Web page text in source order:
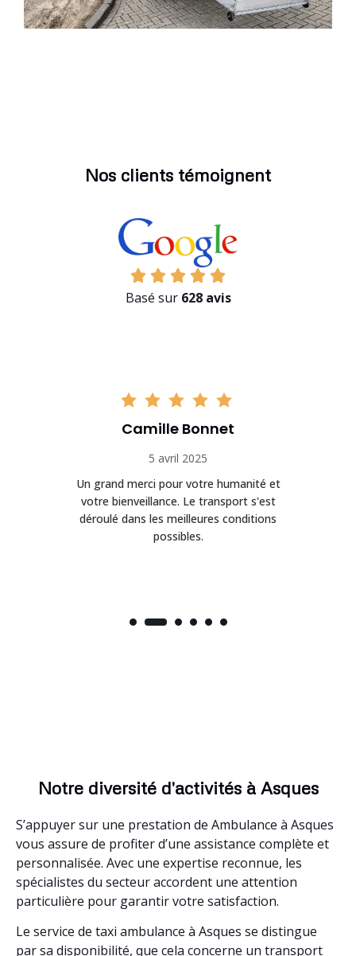
Nos clients témoignent
Basé sur 628 avis
Camille Bonnet
5 avril 2025
Un grand merci pour votre humanité et
votre bienveillance. Le transport s'est
déroulé dans les meilleures conditions
possibles.
Notre diversité d'activités à Asques
S’appuyer sur une prestation de Ambulance à Asques
vous assure de profiter d’une assistance complète et
personnalisée. Avec une expertise reconnue, les
spécialistes du secteur accordent une attention
particulière pour garantir votre satisfaction.
Le service de taxi ambulance à Asques se distingue
par sa disponibilité, que cela concerne un transport